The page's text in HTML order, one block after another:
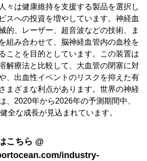
々は健康維持を支援する製品を選択し
スへの投資を増やしています。神経血
的、レーザー、超音波などの技術、ま
組み合わせて、脳神経血管内の血栓を
ことを目的としています。この装置は
解療法と比較して、大血管の閉塞に対
、出血性イベントのリスクを抑えた有
まざまな利点があります。世界の神経
、2020年から2026年の予測期間中、
全な成長が見込まれています。
こちら @
industry-